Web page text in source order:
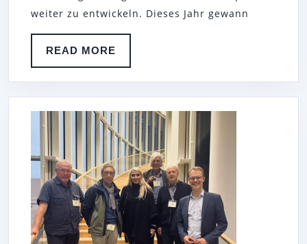
TENNIS
BASE
MEERBUSCH
E.
V.
weiter zu entwickeln. Dieses Jahr gewann
READ MORE
MORE